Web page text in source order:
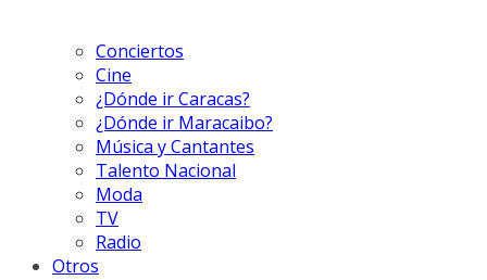
Conciertos
Cine
¿Dónde ir Caracas?
¿Dónde ir Maracaibo?
Música y Cantantes
Talento Nacional
Moda
TV
Radio
Otros